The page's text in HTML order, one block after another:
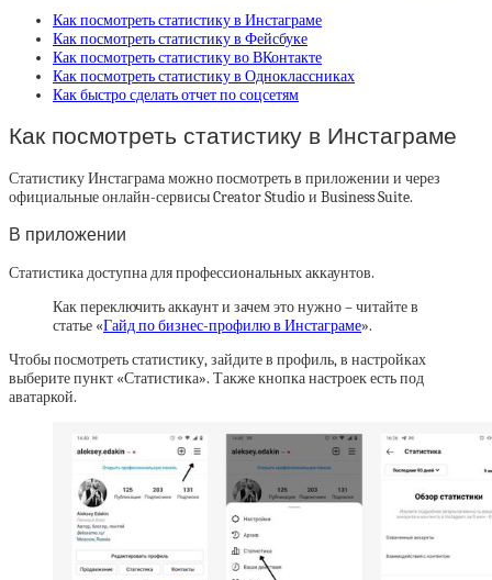
Как посмотреть статистику в Инстаграме
Как посмотреть статистику в Фейсбуке
Как посмотреть статистику во ВКонтакте
Как посмотреть статистику в Одноклассниках
Как быстро сделать отчет по соцсетям
Как посмотреть статистику в Инстаграме
Статистику Инстаграма можно посмотреть в приложении и через
официальные онлайн-сервисы Creator Studio и Business Suite.
В приложении
Статистика доступна для профессиональных аккаунтов.
Как переключить аккаунт и зачем это нужно – читайте в
статье «Гайд по бизнес-профилю в Инстаграме».
Чтобы посмотреть статистику, зайдите в профиль, в настройках
выберите пункт «Статистика». Также кнопка настроек есть под
аватаркой.